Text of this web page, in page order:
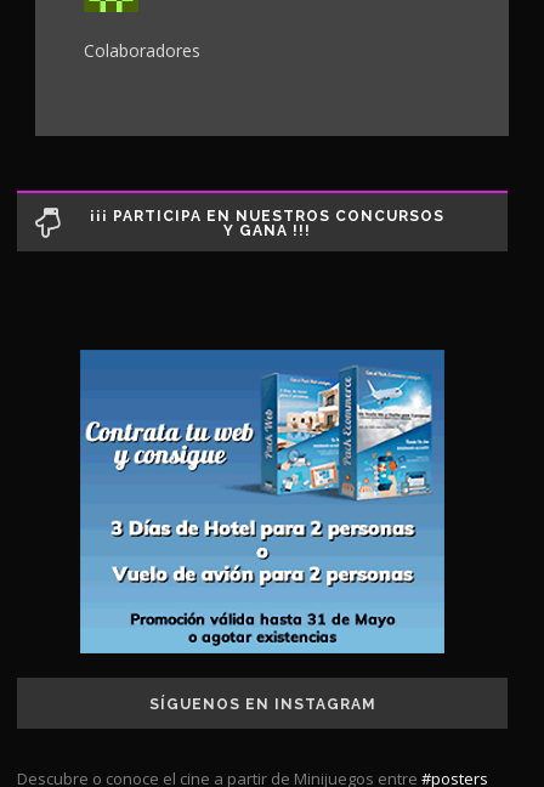
Colaboradores
¡¡¡ PARTICIPA EN NUESTROS CONCURSOS
Y GANA !!!
SÍGUENOS EN INSTAGRAM
Descubre o conoce el cine a partir de Minijuegos entre #posters